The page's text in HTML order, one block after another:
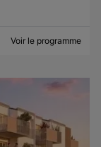
Voir le programme